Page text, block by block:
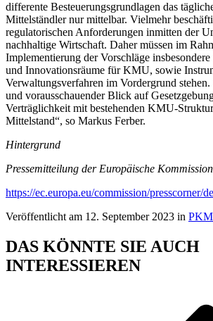
differente Besteuerungsgrundlagen das
Mittelständler nur mittelbar. Vielmehr
regulatorischen Anforderungen inmitten der
nachhaltige Wirtschaft. Daher müssen im
Implementierung der Vorschläge
und Innovationsräume für KMU, sowie
Verwaltungsverfahren im Vordergrund
und vorausschauender Blick auf
Verträglichkeit mit bestehenden KMU-
Mittelstand“, so Markus Ferber.
Hintergrund
Pressemitteilung der Europäische
https://ec.europa.eu/commission/presscorner/
Veröffentlicht am 12. September 2023 in
DAS KÖNNTE SIE AUCH
INTERESSIEREN